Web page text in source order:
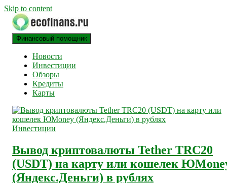
Skip to content
ECOFINANS
финансовый блог
Финансовый помощник
Новости
Инвестиции
Обзоры
Кредиты
Карты
Инвестиции
Вывод криптовалюты Tether TRC20
(USDT) на карту или кошелек
(Яндекс.Деньги) в рублях